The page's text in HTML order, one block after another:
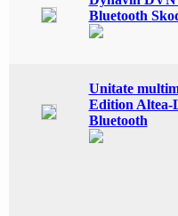
Bluetooth
Unitate
Edition Altea-
Bluetooth